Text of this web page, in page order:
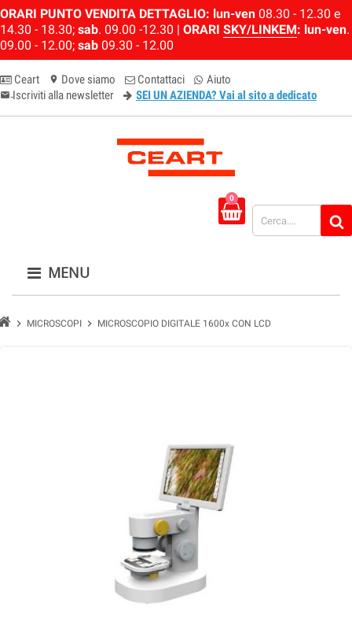
ORARI PUNTO VENDITA DETTAGLIO: lun-ven 08.30 - 12.30 e
14.30 - 18.30; sab. 09.00 -12.30 | ORARI SKY/LINKEM: lun-ven.
09.00 - 12.00; sab 09.30 - 12.00
Ceart location_on Dove siamo Contattaci Aiuto
email-newsletter
Iscriviti alla newsletter SEI UN AZIENDA? Vai al sito a dedicato
0
MENU
chevron_right MICROSCOPI chevron_right MICROSCOPIO DIGITALE 1600x CON LCD